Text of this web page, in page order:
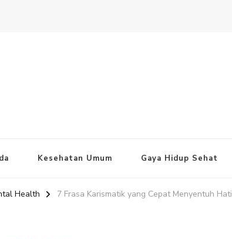
Kesehatan Umum Gaya Hidup Sehat
Health 7 Frasa Karismatik yang Cepat Menyentuh Hati